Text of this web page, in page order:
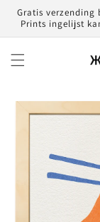
naar de
content
Gratis verzending
Prints ingelijst